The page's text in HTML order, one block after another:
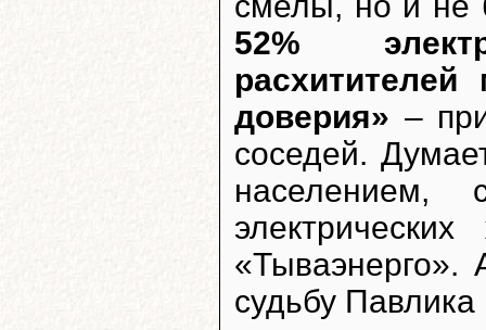
52%
доверия» –
соседей.
населением,
«Тываэнерго».
судьбу